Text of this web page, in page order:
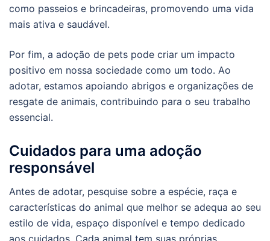
como passeios e brincadeiras, promovendo uma vida
mais ativa e saudável.
Por fim, a adoção de pets pode criar um impacto
positivo em nossa sociedade como um todo. Ao
adotar, estamos apoiando abrigos e organizações de
resgate de animais, contribuindo para o seu trabalho
essencial.
Cuidados para uma adoção
responsável
Antes de adotar, pesquise sobre a espécie, raça e
características do animal que melhor se adequa ao seu
estilo de vida, espaço disponível e tempo dedicado